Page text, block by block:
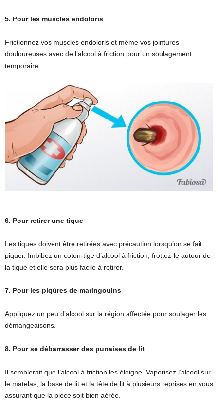
5. Pour les muscles endoloris
Frictionnez vos muscles endoloris et même vos jointures
douloureuses avec de l’alcool à friction pour un soulagement
temporaire.
6. Pour retirer une tique
Les tiques doivent être retirées avec précaution lorsqu’on se fait
piquer. Imbibez un coton-tige d’alcool à friction, frottez-le autour de
la tique et elle sera plus facile à retirer.
7. Pour les piqûres de maringouins
Appliquez un peu d’alcool sur la région affectée pour soulager les
démangeaisons.
8. Pour se débarrasser des punaises de lit
Il semblerait que l’alcool à friction les éloigne. Vaporisez l’alcool sur
le matelas, la base de lit et la tête de lit à plusieurs reprises en vous
assurant que la pièce soit bien aérée.